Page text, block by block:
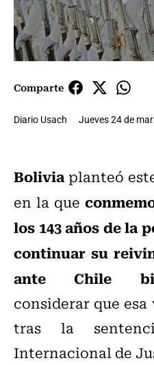
Comparte
Diario Usach Jueves 24 de
Boliviaplanteó
en la que
los 143 años de la
continuar su
ante Chile
considerar que
tras la
Internacional de